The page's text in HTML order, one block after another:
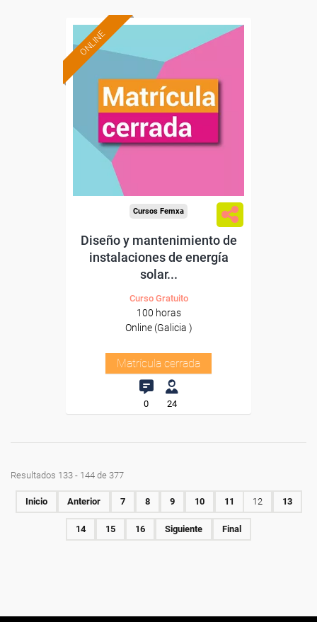
ONLINE
Cursos Femxa
Diseño y mantenimiento de
instalaciones de energía
solar...
Curso Gratuito
100 horas
Online (Galicia )
Matrícula cerrada
0 24
Resultados 133 - 144 de 377
Inicio Anterior 7 8 9 10 11 12 13
14 15 16 Siguiente Final